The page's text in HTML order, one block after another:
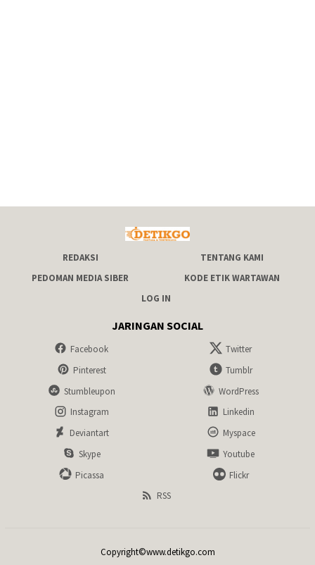
REDAKSI
TENTANG KAMI
PEDOMAN MEDIA SIBER
KODE ETIK WARTAWAN
LOG IN
JARINGAN SOCIAL
Facebook
Twitter
Pinterest
Tumblr
Stumbleupon
WordPress
Instagram
Linkedin
Deviantart
Myspace
Skype
Youtube
Picassa
Flickr
RSS
Copyright©www.detikgo.com